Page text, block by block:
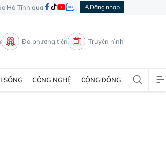
Hà Tĩnh qua Đăng nhập
Đa phương tiện Truyền hình
SỐNG CÔNG NGHỆ CỘNG ĐỒNG